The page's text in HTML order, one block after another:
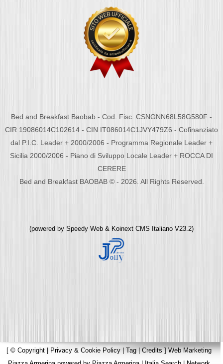
Bed and Breakfast Baobab - Cod. Fisc. CSNGNN68L58G580F -
CIR 19086014C102614 - CIN IT086014C1JVY479Z6 - Cofinanziato
dal P.I.C. Leader + 2000/2006 - Programma Regionale Leader +
Sicilia 2000/2006 - Piano di Sviluppo Locale Leader + ROCCA DI
CERERE
Bed and Breakfast BAOBAB © - 2026. All Rights Reserved.
(powered by Speedy Web & Koinext CMS Italiano V23.2)
[ © Copyright | Privacy & Cookie Policy | Tag|Credits]Web Marketing